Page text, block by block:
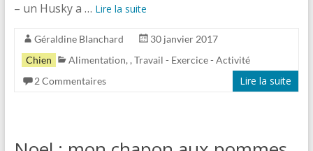
– un Husky a … Lire la suite
Géraldine Blanchard
30 janvier 2017
Alimentation,
Chien ,Travail - Exercice - Activité
2 Commentaires
Lire la suite